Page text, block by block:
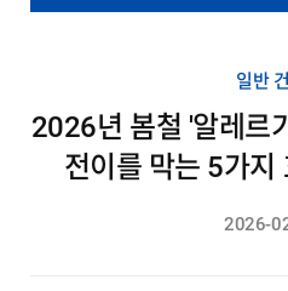
일반
2026년 봄철 '알레르
전이를 막는 5가지
2026-